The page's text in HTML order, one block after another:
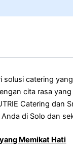
solusi catering
cita rasa
Catering dan
di Solo dan
Memikat Hati